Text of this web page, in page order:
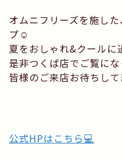
オムニフリーズを施し
プ☺️
夏をおしゃれ&クール
是非つくば店でご覧に
皆様のご来店お待ちして
公式HPはこちら💻